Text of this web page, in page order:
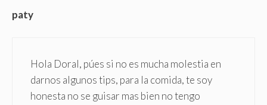
paty
Hola Doral, púes si no es mucha molestia en
darnos algunos tips, para la comida, te soy
honesta no se guisar mas bien no tengo